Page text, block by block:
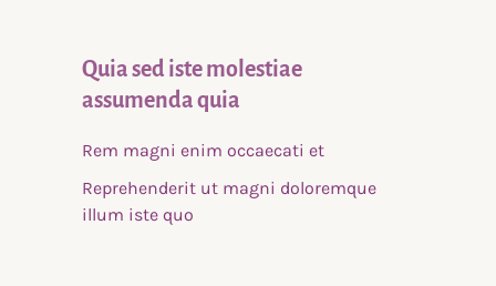
Quia sed iste molestiae
assumenda quia
Rem magni enim occaecati et
Reprehenderit ut magni doloremque
illum iste quo